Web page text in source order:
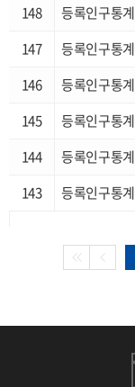
148
등록인구통
147
등록인구통
146
등록인구통
145
등록인구통
144
등록인구통
143
등록인구통